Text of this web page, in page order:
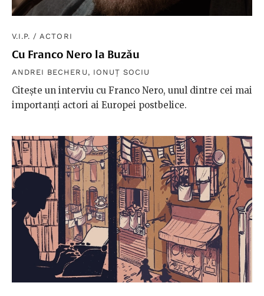
V.I.P. / ACTORI
Cu Franco Nero la Buzău
ANDREI BECHERU , IONUȚ SOCIU
Citește un interviu cu Franco Nero, unul dintre cei mai
importanți actori ai Europei postbelice.